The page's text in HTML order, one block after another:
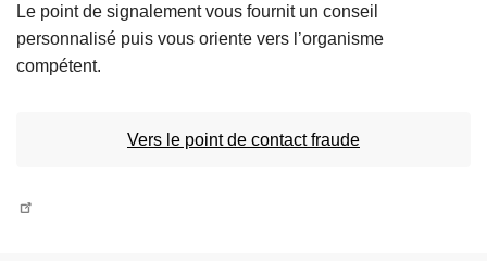
Le point de signalement vous fournit un conseil
personnalisé puis vous oriente vers l’organisme
compétent.
Vers le point de contact fraude